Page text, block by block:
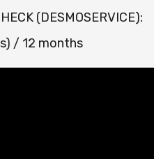
(DESMOSERVICE):
/ 12 months